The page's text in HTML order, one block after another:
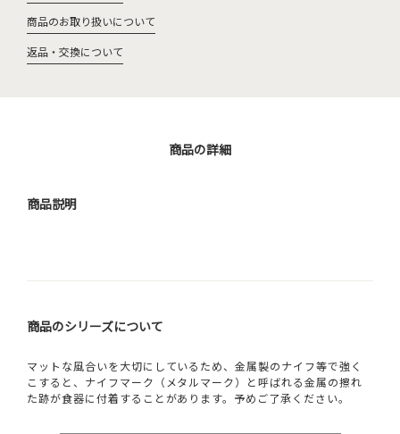
商品のお取り扱いについて
返品・交換について
商品の詳細
商品説明
商品のシリーズについて
マットな風合いを大切にしているため、金属製のナイフ等で強く
こすると、ナイフマーク（メタルマーク）と呼ばれる金属の擦れ
た跡が食器に付着することがあります。予めご了承ください。